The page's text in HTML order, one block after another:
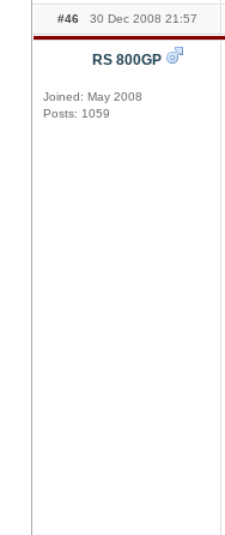
#46 30 Dec 2008 21:57
RS 800GP
Joined: May 2008
Posts: 1059